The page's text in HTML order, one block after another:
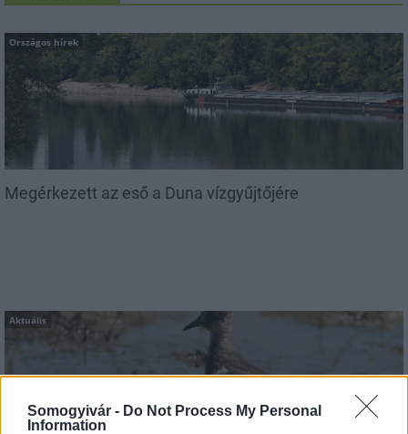
Somogyivár - Do Not Process My Personal
Information
Országos hírek
Megérkezett az eső a Duna vízgyűjtőjére
Aktuális